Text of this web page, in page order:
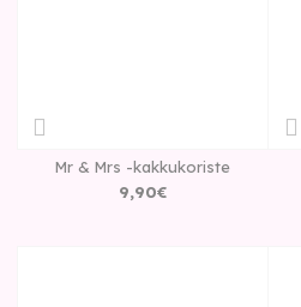
Mr & Mrs -kakkukoriste
9,90€